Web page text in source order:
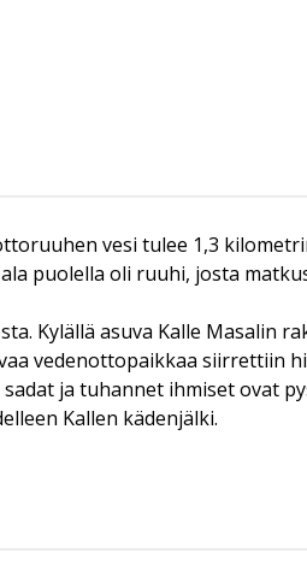
vesi tulee 1,3
puolella oli ruuhi, josta
Kylällä asuva Kalle Masalin
vedenottopaikkaa siirrettiin
ja tuhannet ihmiset ovat
Kallen kädenjälki.